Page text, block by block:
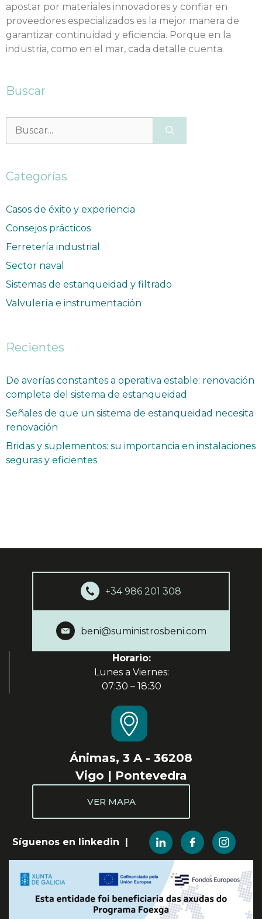
apostar por materiales innovadores y confiar en
proveedores especializados es la mejor manera de
garantizar continuidad y eficiencia. Porque en la
industria, como en el mar, cada detalle cuenta.
Buscar
Categorías
Casos de éxito y experiencia
Consejos prácticos
Ferretería industrial
Sector naval
Sistemas de estanqueidad y filtrado
Valvulería e instrumentación
Recientes
De averías constantes a operativa estable: renovación
completa del sistema de estanqueidad
Señales de que un sistema de estanqueidad necesita
renovación
Bridas y suplementos: su importancia en instalaciones
seguras y eficientes
+34 986 201 308
beni@suministrosbeni.com
Horario:
Lunes a Viernes:
07:30 – 18:30
Ánimas, 3 A - 36208
Vigo | Pontevedra
VER MAPA
Síguenos en linkedin |